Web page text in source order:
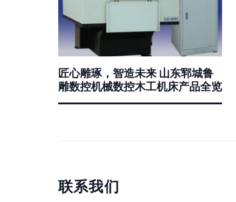
匠心雕琢，智造未来 山东郓城鲁
雕数控机械数控木工机床产品全览
联系我们